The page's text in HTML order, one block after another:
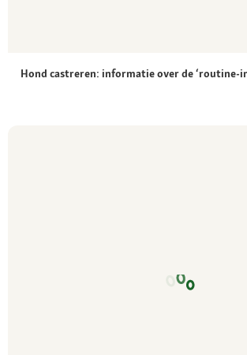
Hond castreren: informatie over de ‘routine-